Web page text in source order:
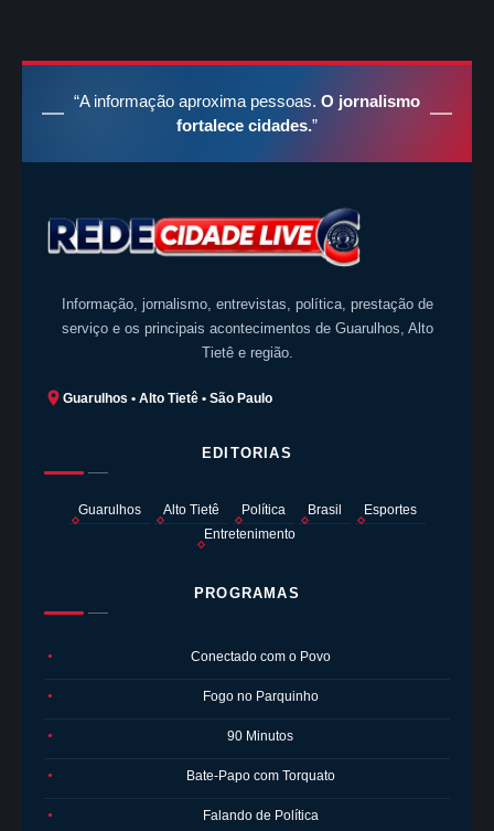
“A informação aproxima pessoas. O jornalismo
fortalece cidades.”
Informação, jornalismo, entrevistas, política, prestação de
serviço e os principais acontecimentos de Guarulhos, Alto
Tietê e região.
Guarulhos • Alto Tietê • São Paulo
EDITORIAS
Guarulhos Alto Tietê Política Brasil
Esportes
Entretenimento
PROGRAMAS
● Conectado com o Povo
● Fogo no Parquinho
● 90 Minutos
● Bate-Papo com Torquato
● Falando de Política